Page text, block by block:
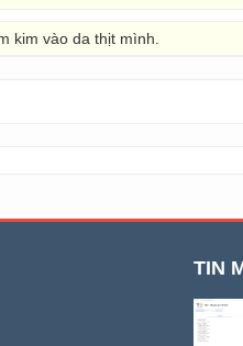
kim vào da thịt mình.
TIN